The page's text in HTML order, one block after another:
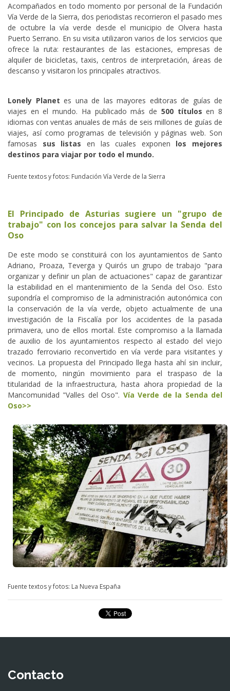
Acompañados en todo momento por personal de la Fundación
Vía Verde de la Sierra, dos periodistas recorrieron el pasado mes
de octubre la vía verde desde el municipio de Olvera hasta
Puerto Serrano. En su visita utilizaron varios de los servicios que
ofrece la ruta: restaurantes de las estaciones, empresas de
alquiler de bicicletas, taxis, centros de interpretación, áreas de
descanso y visitaron los principales atractivos.
Lonely Planet es una de las mayores editoras de guías de
viajes en el mundo. Ha publicado más de 500 títulos en 8
idiomas con ventas anuales de más de seis millones de guías de
viajes, así como programas de televisión y páginas web. Son
famosas sus listas en las cuales exponen los mejores
destinos para viajar por todo el mundo.
Fuente textos y fotos: Fundación Vía Verde de la Sierra
El Principado de Asturias sugiere un "grupo de
trabajo" con los concejos para salvar la Senda del
Oso
De este modo se constituirá con los ayuntamientos de Santo
Adriano, Proaza, Teverga y Quirós un grupo de trabajo "para
organizar y definir un plan de actuaciones" capaz de garantizar
la estabilidad en el mantenimiento de la Senda del Oso. Esto
supondría el compromiso de la administración autonómica con
la conservación de la vía verde, objeto actualmente de una
investigación de la Fiscalía por los accidentes de la pasada
primavera, uno de ellos mortal. Este compromiso a la llamada
de auxilio de los ayuntamientos respecto al estado del viejo
trazado ferroviario reconvertido en vía verde para visitantes y
vecinos. La propuesta del Principado llega hasta ahí sin incluir,
de momento, ningún movimiento para el traspaso de la
titularidad de la infraestructura, hasta ahora propiedad de la
Mancomunidad "Valles del Oso". Vía Verde de la Senda del
Oso>>
Fuente textos y fotos: La Nueva España
Contacto